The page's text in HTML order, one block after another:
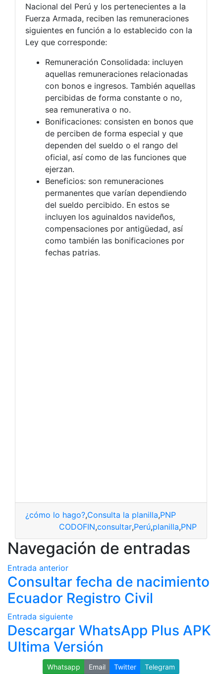
Nacional del Perú y los pertenecientes a la
Fuerza Armada, reciben las remuneraciones
siguientes en función a lo establecido con la
Ley que corresponde:
Remuneración Consolidada: incluyen
aquellas remuneraciones relacionadas
con bonos e ingresos. También aquellas
percibidas de forma constante o no,
sea remunerativa o no.
Bonificaciones: consisten en bonos que
de perciben de forma especial y que
dependen del sueldo o el rango del
oficial, así como de las funciones que
ejerzan.
Beneficios: son remuneraciones
permanentes que varían dependiendo
del sueldo percibido. En estos se
incluyen los aguinaldos navideños,
compensaciones por antigüedad, así
como también las bonificaciones por
fechas patrias.
¿cómo lo hago?,Consulta la planilla,PNP
CODOFIN,consultar,Perú,planilla,PNP
Navegación de entradas
Entrada anterior
Consultar fecha de nacimiento
Ecuador Registro Civil
Entrada siguiente
Descargar WhatsApp Plus APK
Ultima Versión
Whatsapp Email Twitter Telegram